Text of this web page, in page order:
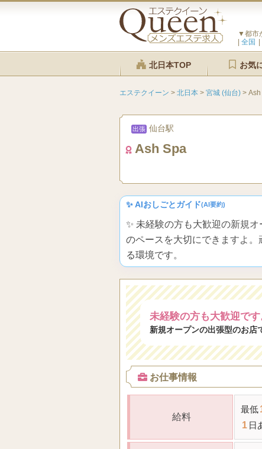
▼都市
全国
北日本TOP お気
エステクイーン > 北日本 > 宮城 (仙台) >
出張 仙台駅
Ash Spa
✨ AIおしごとガイド(AI要約)
✨ 未経験の方も大歓迎の新規
のペースを大切にできますよ
る環境です。
未経験の方も大歓迎です
新規オープンの出張型のお店
お仕事情報
給料
最低
1 日